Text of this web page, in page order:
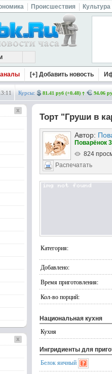
Происшествия Культура
[+] Добавить новость
:11 Курсы: 81.41 руб (+0.48) 94.06
Торт "Груши в
Автор:
Поварёнок
824
Распечатать
Категория:
Добавлено:
Время приготовления:
Кол-во порций:
Национальная кухня
Кухня
Ингридиенты для
Белок яичный